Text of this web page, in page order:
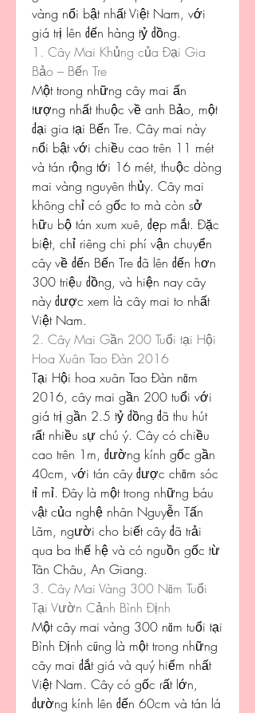
vàng nổi bật nhất Việt Nam, với
giá trị lên đến hàng tỷ đồng.
1. Cây Mai Khủng của Đại Gia
Bảo – Bến Tre
Một trong những cây mai ấn
tượng nhất thuộc về anh Bảo, một
đại gia tại Bến Tre. Cây mai này
nổi bật với chiều cao trên 11 mét
và tán rộng tới 16 mét, thuộc dòng
mai vàng nguyên thủy. Cây mai
không chỉ có gốc to mà còn sở
hữu bộ tán xum xuê, đẹp mắt. Đặc
biệt, chỉ riêng chi phí vận chuyển
cây về đến Bến Tre đã lên đến hơn
300 triệu đồng, và hiện nay cây
này được xem là cây mai to nhất
Việt Nam.
2. Cây Mai Gần 200 Tuổi tại Hội
Hoa Xuân Tao Đàn 2016
Tại Hội hoa xuân Tao Đàn năm
2016, cây mai gần 200 tuổi với
giá trị gần 2.5 tỷ đồng đã thu hút
rất nhiều sự chú ý. Cây có chiều
cao trên 1m, đường kính gốc gần
40cm, với tán cây được chăm sóc
tỉ mỉ. Đây là một trong những báu
vật của nghệ nhân Nguyễn Tấn
Lãm, người cho biết cây đã trải
qua ba thế hệ và có nguồn gốc từ
Tân Châu, An Giang.
3. Cây Mai Vàng 300 Năm Tuổi
Tại Vườn Cảnh Bình Định
Một cây mai vàng 300 năm tuổi tại
Bình Định cũng là một trong những
cây mai đắt giá và quý hiếm nhất
Việt Nam. Cây có gốc rất lớn,
đường kính lên đến 60cm và tán lá